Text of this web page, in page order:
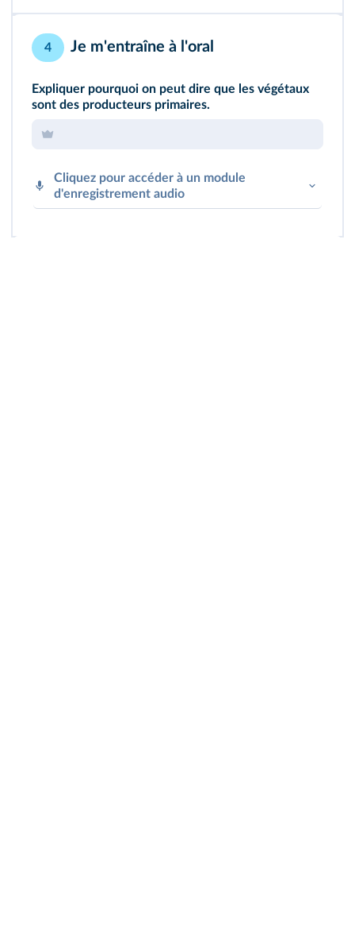
4 Je m'entraîne à l'oral
Expliquer pourquoi on peut dire que les végétaux
sont des producteurs primaires.
Cliquez pour accéder à un module
d'enregistrement audio